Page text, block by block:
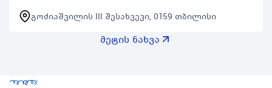
სერიას რომელიც გაიმართება ყოველ
შაბათკვირას 2 ნოემბრიდან 24 ნოემბრის
ჩათვლით 1000 საათიდ…
გოძიაშვილის III შესახვევი, 0159 თბილისი
მეტის ნახვა